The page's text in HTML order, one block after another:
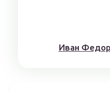
Иван